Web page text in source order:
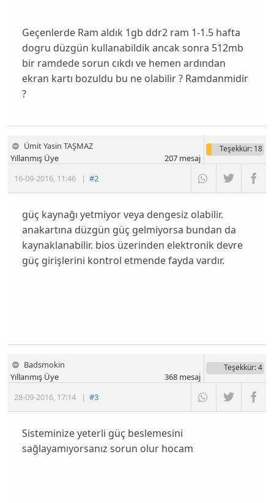
Geçenlerde Ram aldık 1gb ddr2 ram 1-1.5 hafta
dogru düzgün kullanabildik ancak sonra 512mb
bir ramdede sorun cıkdı ve hemen ardından
ekran kartı bozuldu bu ne olabilir ? Ramdanmidir
?
Ümit Yasin TAŞMAZ
16-09-2016, 11:46 |#2
Yıllanmış Üye
Teşekkür: 18
207mesaj
güç kaynağı yetmiyor veya dengesiz olabilir.
anakartına düzgün güç gelmiyorsa bundan da
kaynaklanabilir. bios üzerinden elektronik devre
güç girişlerini kontrol etmende fayda vardır.
Badsmokin
28-09-2016, 17:14 |#3
Yıllanmış Üye
Teşekkür: 4
368mesaj
Sisteminize yeterli güç beslemesini
sağlayamıyorsanız sorun olur hocam